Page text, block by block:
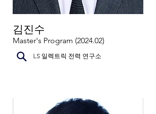
김진수
Master's Program (2024.02)
LS 일렉트릭 전력 연구소